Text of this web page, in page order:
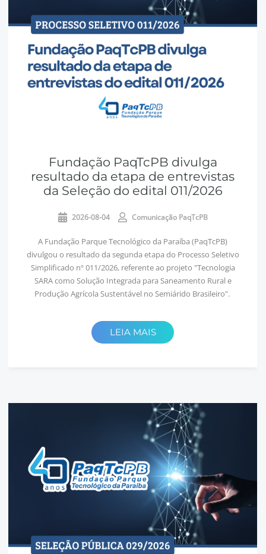
Fundação PaqTcPB divulga
resultado da etapa de entrevistas
da Seleção do edital 011/2026
2026-08-04 Comunicação PaqTcPB
A Fundação Parque Tecnológico da Paraíba (PaqTcPB)
divulgou o resultado da segunda etapa do Processo Seletivo
Simplificado nº 011/2026, referente ao projeto "Tecnologia
SARA como Solução Integrada para Saneamento Rural e
Produção Agrícola Sustentável no Semiárido Brasileiro".
LEIA MAIS